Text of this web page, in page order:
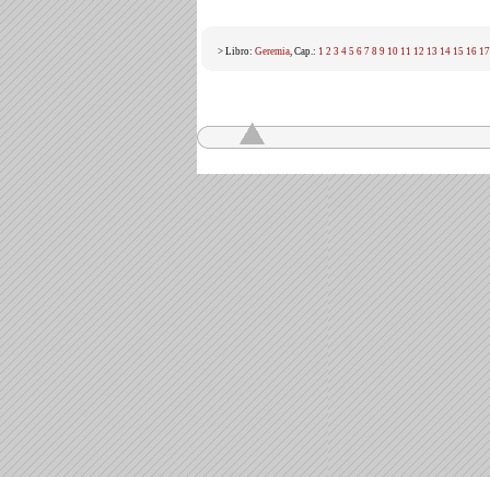
> Libro: Geremia, Cap.: 1 2 3 4 5 6 7 8 9 10 11 12 13 14 15 16 17